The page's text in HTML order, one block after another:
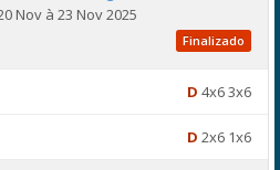
Nov à 23 Nov 2025
Finalizado
D 4x6 3x6
D 2x6 1x6